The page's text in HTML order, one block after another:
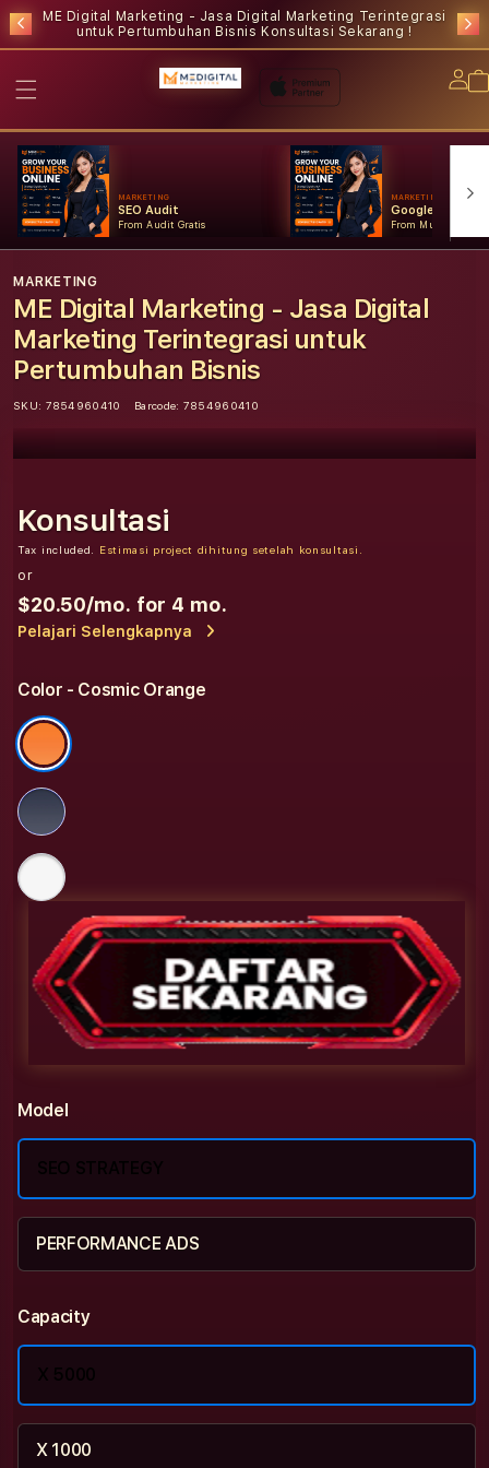
ME Digital Marketing - Jasa Digital Marketing Terintegrasi
untuk Pertumbuhan Bisnis Konsultasi Sekarang !
MARKETING
SEO Audit
From Audit Gratis
MARKETING
Google Ads
From Mulai
MARKETING
ME Digital Marketing - Jasa Digital
Marketing Terintegrasi untuk
Pertumbuhan Bisnis
SKU: 7854960410 Barcode: 7854960410
Konsultasi
Tax included. Estimasi project dihitung setelah konsultasi.
or
$20.50/mo. for 4 mo.
Pelajari Selengkapnya
Color - Cosmic Orange
Model
SEO STRATEGY
PERFORMANCE ADS
Capacity
X 5000
X 1000